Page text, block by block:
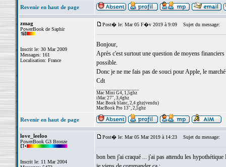
Revenir en haut de page
zmag
PowerBook de Saphir
Inscrit le: 30 Mar 2009
Messages: 161
Localisation: France
Post� le: Mar 05 F�v 2019 à 9:09 Sujet du message:
Bonjour,
Après c'est surtout une question de moyens
possible.
Donc je ne me fais pas de souci pour Apple, le
Cdt
Mac Mini G4, 1,5ghz
iMac 27", 3,4ghz
Mac Book blanc, 2,4 ghz(vendu)
MacBook Pro 13", 2,5ghz
Revenir en haut de page
love_leeloo
PowerBook G3 Bronze
Inscrit le: 11 Mar 2004
Post� le: Mar 05 Mar 2019 à 14:23 Sujet du message:
bon ben j'ai craqué ... j'ai pas attendu les